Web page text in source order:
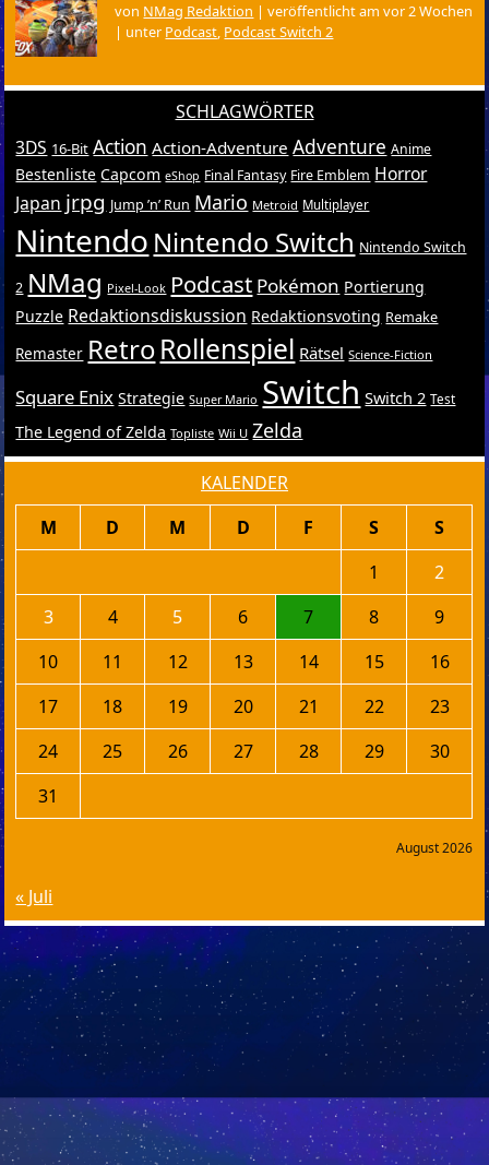
von NMag Redaktion |veröffentlicht am vor 2 Wochen
| unter Podcast, Podcast Switch 2
SCHLAGWÖRTER
3DS 16-Bit Action Action-Adventure Adventure Anime
Bestenliste Capcom eShop Final Fantasy Fire Emblem Horror
Japan jrpg Jump ’n’ Run Mario Metroid Multiplayer
Nintendo Nintendo Switch Nintendo Switch
2 NMag Pixel-Look Podcast Pokémon Portierung
Puzzle Redaktionsdiskussion Redaktionsvoting Remake
Remaster RetroRollenspiel Rätsel Science-Fiction
Square Enix Strategie Super Mario Switch Switch 2 Test
The Legend of Zelda Topliste Wii U Zelda
KALENDER
August 2026
M D M D F S
S
1
2
3
4 5 6 7 8
9
10
11 12 13 14 15
16
17
18 19 20 21 22
23
24
25 26 27 28 29
30
31
« Juli